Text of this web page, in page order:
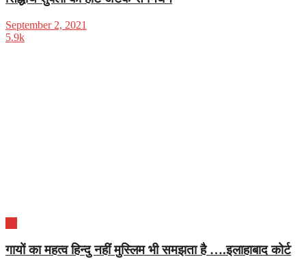
September 2, 2021
5.9k
गायों का महत्व हिन्दु नहीं मुस्लिम भी समझता है ….इलाहाबाद कोर्ट